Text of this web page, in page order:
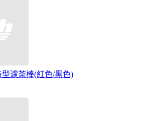
濾茶棒(紅色/黑色)